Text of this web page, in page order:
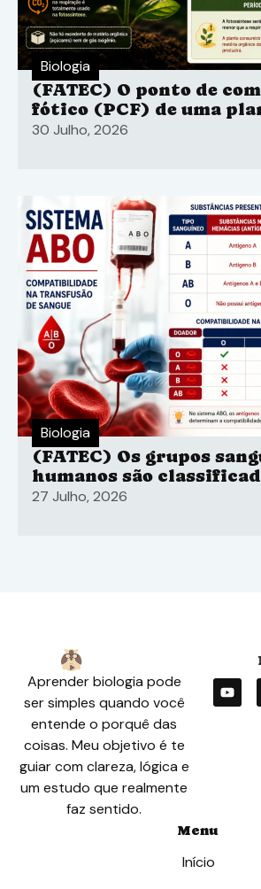
Biologia
(FATEC) O ponto de
fótico (PCF) de uma
30 Julho, 2026
Biologia
(FATEC) Os grupos
humanos são
sistema ABO
27 Julho, 2026
Aprender biologia pode
ser simples quando você
entende o porquê das
coisas. Meu objetivo é te
guiar com clareza, lógica e
um estudo que realmente
faz sentido.
Menu
Início